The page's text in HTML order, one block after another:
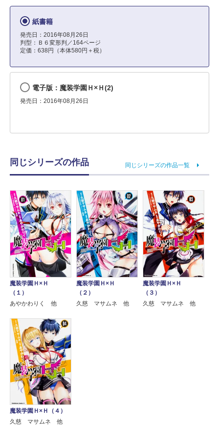
紙書籍
発売日：2016年08月26日
判型：Ｂ６変形判／164ページ
定価：638円（本体580円＋税）
電子版：魔装学園Ｈ×Ｈ(2)
発売日：2016年08月26日
同じシリーズの作品 同じシリーズの作品一覧
魔装学園Ｈ×Ｈ
（１）
あやかわりく 他
魔装学園Ｈ×Ｈ
（２）
久慈 マサムネ 他
魔装学園Ｈ×Ｈ
（３）
久慈 マサムネ 他
魔装学園Ｈ×Ｈ（４）
久慈 マサムネ 他